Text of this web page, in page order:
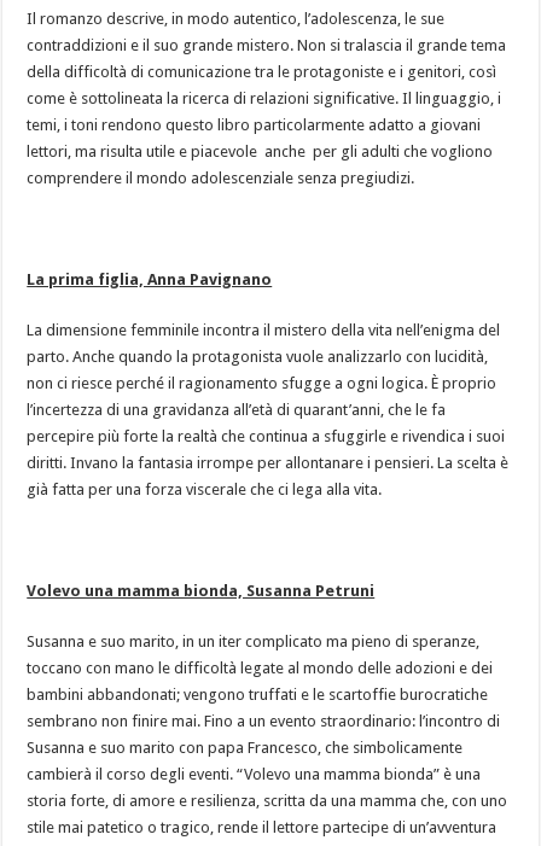
Il romanzo descrive, in modo autentico, l’adolescenza, le sue
contraddizioni e il suo grande mistero. Non si tralascia il grande tema
della difficoltà di comunicazione tra le protagoniste e i genitori, così
come è sottolineata la ricerca di relazioni significative. Il linguaggio, i
temi, i toni rendono questo libro particolarmente adatto a giovani
lettori, ma risulta utile e piacevole anche per gli adulti che vogliono
comprendere il mondo adolescenziale senza pregiudizi.
La prima figlia, Anna Pavignano
La dimensione femminile incontra il mistero della vita nell’enigma del
parto. Anche quando la protagonista vuole analizzarlo con lucidità,
non ci riesce perché il ragionamento sfugge a ogni logica. È proprio
l’incertezza di una gravidanza all’età di quarant’anni, che le fa
percepire più forte la realtà che continua a sfuggirle e rivendica i suoi
diritti. Invano la fantasia irrompe per allontanare i pensieri. La scelta è
già fatta per una forza viscerale che ci lega alla vita.
Volevo una mamma bionda, Susanna Petruni
Susanna e suo marito, in un iter complicato ma pieno di speranze,
toccano con mano le difficoltà legate al mondo delle adozioni e dei
bambini abbandonati; vengono truffati e le scartoffie burocratiche
sembrano non finire mai. Fino a un evento straordinario: l’incontro di
Susanna e suo marito con papa Francesco, che simbolicamente
cambierà il corso degli eventi. “Volevo una mamma bionda” è una
storia forte, di amore e resilienza, scritta da una mamma che, con uno
stile mai patetico o tragico, rende il lettore partecipe di un’avventura